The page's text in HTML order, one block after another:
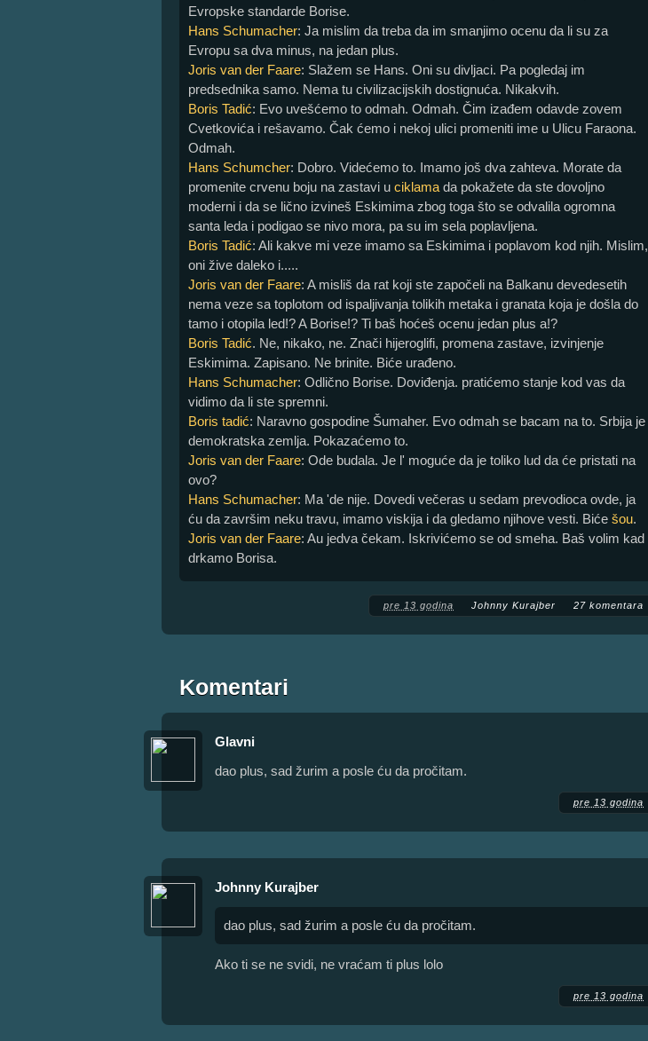
Evropske standarde Borise.
Hans Schumacher: Ja mislim da treba da im smanjimo ocenu da li su za
Evropu sa dva minus, na jedan plus.
Joris van der Faare: Slažem se Hans. Oni su divljaci. Pa pogledaj im
predsednika samo. Nema tu civilizacijskih dostignuća. Nikakvih.
Boris Tadić: Evo uvešćemo to odmah. Odmah. Čim izađem odavde zovem
Cvetkovića i rešavamo. Čak ćemo i nekoj ulici promeniti ime u Ulicu Faraona.
Odmah.
Hans Schumcher: Dobro. Videćemo to. Imamo još dva zahteva. Morate da
promenite crvenu boju na zastavi u ciklama da pokažete da ste dovoljno
moderni i da se lično izvineš Eskimima zbog toga što se odvalila ogromna
santa leda i podigao se nivo mora, pa su im sela poplavljena.
Boris Tadić: Ali kakve mi veze imamo sa Eskimima i poplavom kod njih. Mislim,
oni žive daleko i.....
Joris van der Faare: A misliš da rat koji ste započeli na Balkanu devedesetih
nema veze sa toplotom od ispaljivanja tolikih metaka i granata koja je došla do
tamo i otopila led!? A Borise!? Ti baš hoćeš ocenu jedan plus a!?
Boris Tadić. Ne, nikako, ne. Znači hijeroglifi, promena zastave, izvinjenje
Eskimima. Zapisano. Ne brinite. Biće urađeno.
Hans Schumacher: Odlično Borise. Doviđenja. pratićemo stanje kod vas da
vidimo da li ste spremni.
Boris tadić: Naravno gospodine Šumaher. Evo odmah se bacam na to. Srbija je
demokratska zemlja. Pokazaćemo to.
Joris van der Faare: Ode budala. Je l' moguće da je toliko lud da će pristati na
ovo?
Hans Schumacher: Ma 'de nije. Dovedi večeras u sedam prevodioca ovde, ja
ću da završim neku travu, imamo viskija i da gledamo njihove vesti. Biće šou.
Joris van der Faare: Au jedva čekam. Iskrivićemo se od smeha. Baš volim kad
drkamo Borisa.
pre 13 godina Johnny Kurajber 27 komentara
Komentari
Glavni
dao plus, sad žurim a posle ću da pročitam.
pre 13 godina
Johnny Kurajber
dao plus, sad žurim a posle ću da pročitam.
Ako ti se ne svidi, ne vraćam ti plus lolo
pre 13 godina